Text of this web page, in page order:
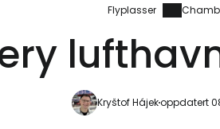
Flyplasser
Kryštof Hájekoppdatert